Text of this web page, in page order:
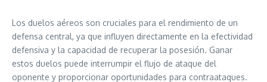
Los duelos aéreos son cruciales para el rendimiento de un
defensa central, ya que influyen directamente en la efectividad
defensiva y la capacidad de recuperar la posesión. Ganar
estos duelos puede interrumpir el flujo de ataque del
oponente y proporcionar oportunidades para contraataques.